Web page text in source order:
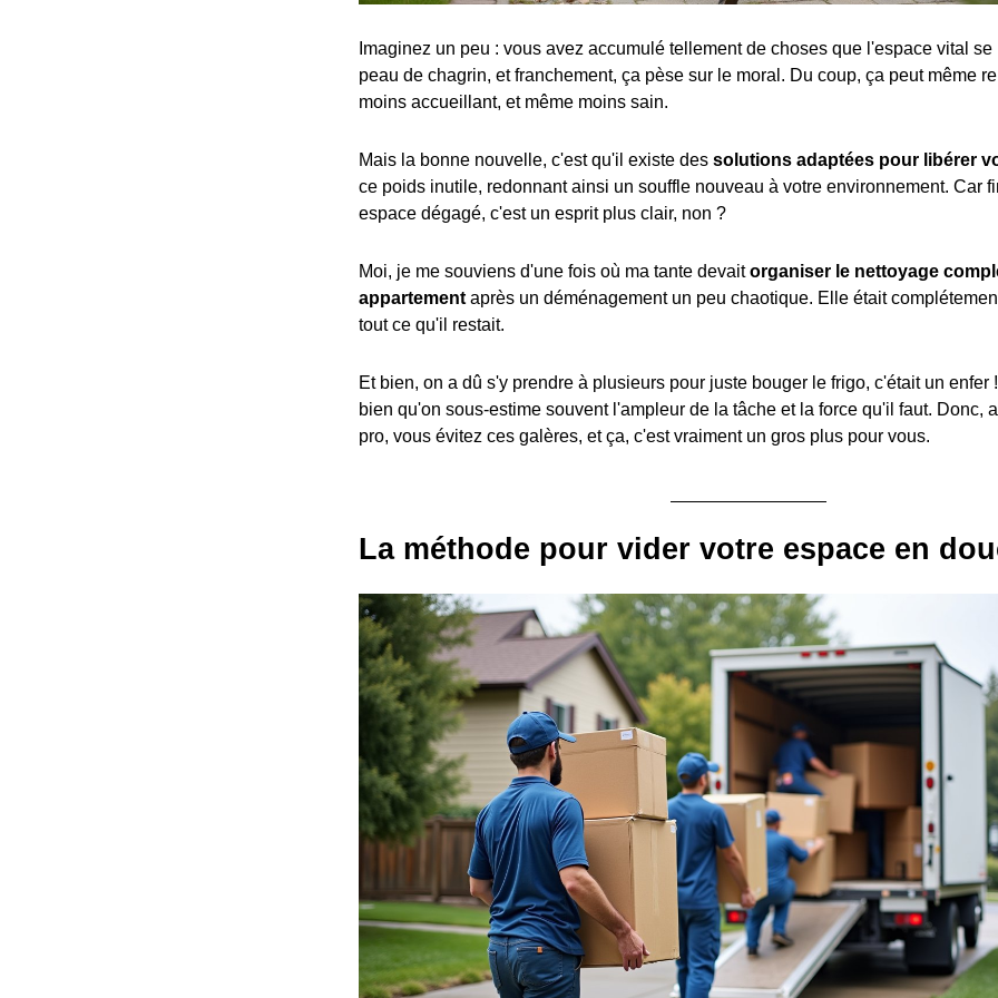
Imaginez un peu : vous avez accumulé tellement de choses que l'espace vital se
peau de chagrin, et franchement, ça pèse sur le moral. Du coup, ça peut même
moins accueillant, et même moins sain.
Mais la bonne nouvelle, c'est qu'il existe des solutions adaptées pour libérer
ce poids inutile, redonnant ainsi un souffle nouveau à votre environnement. Car
espace dégagé, c'est un esprit plus clair, non ?
Moi, je me souviens d'une fois où ma tante devaitorganiser le nettoyage
appartement après un déménagement un peu chaotique. Elle était
tout ce qu'il restait.
Et bien, on a dû s'y prendre à plusieurs pour juste bouger le frigo, c'était un enfer
bien qu'on sous-estime souvent l'ampleur de la tâche et la force qu'il faut. Donc,
pro, vous évitez ces galères, et ça, c'est vraiment un gros plus pour vous.
La méthode pour vider votre espace en